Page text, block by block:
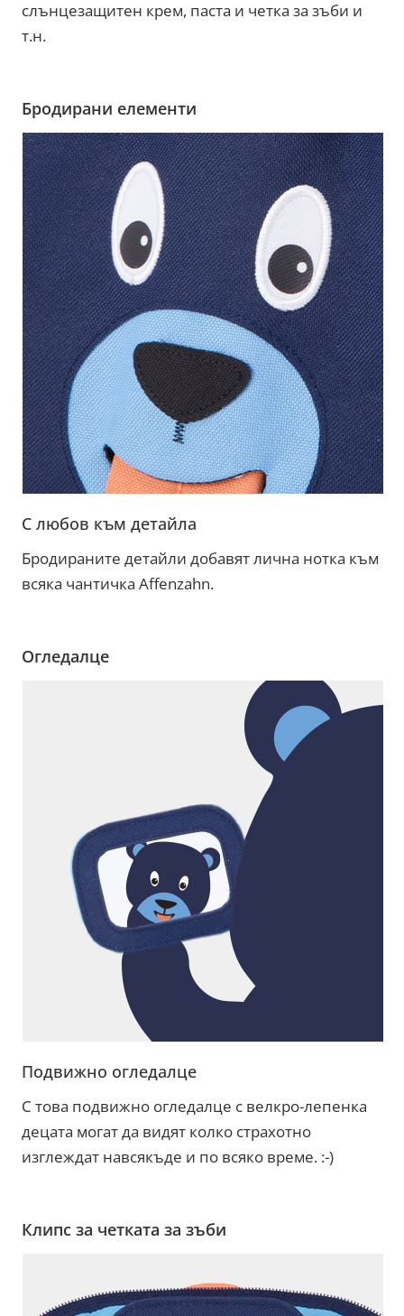
слънцезащитен крем, паста и четка за зъби и
т.н.
Бродирани елементи
С любов към детайла
Бродираните детайли добавят лична нотка към
всяка чантичка Affenzahn.
Огледалце
Подвижно огледалце
С това подвижно огледалце с велкро-лепенка
децата могат да видят колко страхотно
изглеждат навсякъде и по всяко време. :-)
Клипс за четката за зъби